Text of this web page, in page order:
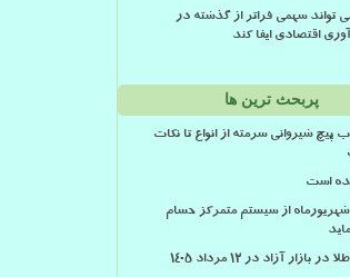
تواند سهمی فراتر از گذشته در
اقتصادی ایفا کند
پربحث ترین ها
پیچ شیروانی سرمته از انواع تا نکات
است
از سیستم متمرکز حسام
آزاد در ۱۲ مرداد ۱۴۰۵